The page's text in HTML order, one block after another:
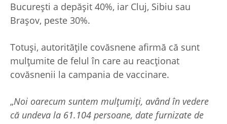
București a depășit 40%, iar Cluj, Sibiu sau
Brașov, peste 30%.
Totuși, autoritățile covăsnene afirmă că sunt
mulțumite de felul în care au reacționat
covăsnenii la campania de vaccinare.
„Noi oarecum suntem mulțumiți, având în vedere
că undeva la 61.104 persoane, date furnizate de